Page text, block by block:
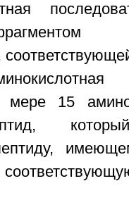
мере 15